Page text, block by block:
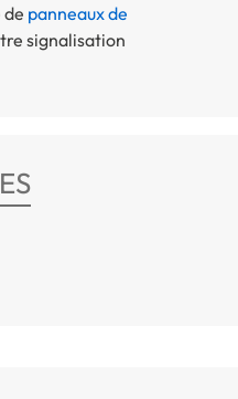
panneaux de
signalisation